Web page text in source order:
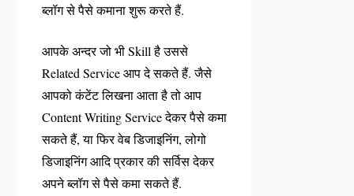
ब्लॉग से पैसे कमाना शुरू करते हैं.
आपके अन्दर जो भी Skill है उससे
Related Service आप दे सकते हैं. जैसे
आपको कंटेंट लिखना आता है तो आप
Content Writing Service देकर पैसे कमा
सकते हैं, या फिर वेब डिजाइनिंग, लोगो
डिजाइनिंग आदि प्रकार की सर्विस देकर
अपने ब्लॉग से पैसे कमा सकते हैं.